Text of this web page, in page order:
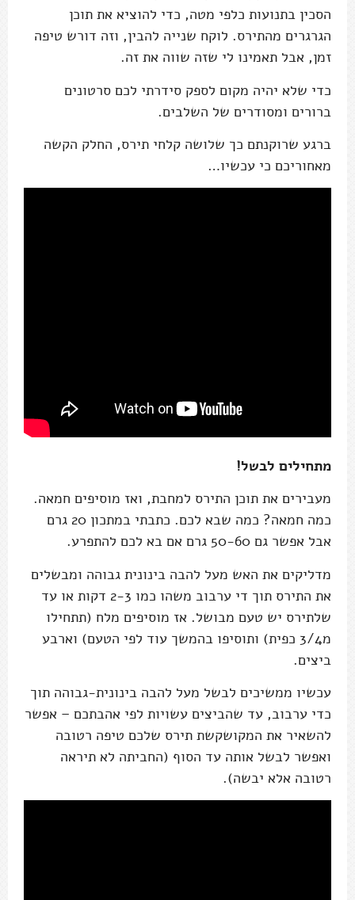
הסכין בתנועות כלפי מטה, כדי להוציא את תוכן
הגרגרים מהתירס. לוקח שנייה להבין, וזה דורש טיפה
זמן, אבל תאמינו לי שזה שווה את זה.
כדי שלא יהיה מקום לספק סידרתי לכם סרטונים
ברורים ומסודרים של השלבים.
ברגע שרוקנתם כך שלושה קלחי תירס, החלק הקשה
מאחוריכם כי עכשיו…
מתחילים לבשל!
מעבירים את תוכן התירס למחבת, ואז מוסיפים חמאה.
כמה חמאה? כמה שבא לכם. כתבתי במתכון 20 גרם
אבל אפשר גם 50-60 גרם אם בא לכם להתפרע.
מדליקים את האש מעל להבה בינונית גבוהה ומבשלים
את התירס תוך די ערבוב משהו כמו 2-3 דקות או עד
שלתירס יש טעם מבושל. אז מוסיפים מלח (תתחילו
מ3/4 כפית) ותוסיפו בהמשך עוד לפי הטעם) וארבע
ביצים.
עכשיו ממשיכים לבשל מעל להבה בינונית-גבוהה תוך
כדי ערבוב, עד שהביצים עשויות לפי אהבתכם – אפשר
להשאיר את המקושקשת תירס שלכם טיפה רטובה
ואפשר לבשל אותה עד הסוף (החביתה לא תיראה
רטובה אלא יבשה).